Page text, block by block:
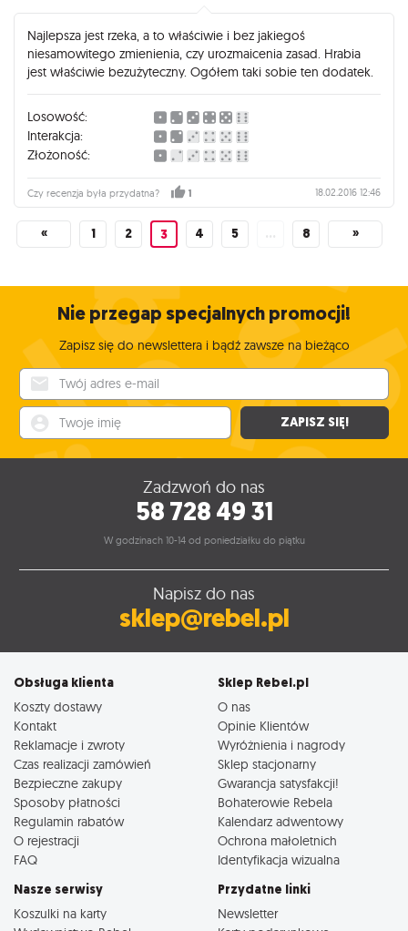
Najlepsza jest rzeka, a to właściwie i bez jakiegoś
niesamowitego zmienienia, czy urozmaicenia zasad. Hrabia
jest właściwie bezużyteczny. Ogółem taki sobie ten dodatek.
Losowość:
Interakcja:
Złożoność:
Czy recenzja była przydatna? 1 18.02.2016 12:46
« 1 2 3 4 5 … 8 »
Nie przegap specjalnych promocji!
Zapisz się do newslettera i bądź zawsze na bieżąco
ZAPISZ SIĘ!
Zadzwoń do nas
58 728 49 31
W godzinach 10-14 od poniedziałku do piątku
Napisz do nas
sklep@rebel.pl
Obsługa klienta
Koszty dostawy
Kontakt
Reklamacje i zwroty
Czas realizacji zamówień
Bezpieczne zakupy
Sposoby płatności
Regulamin rabatów
O rejestracji
FAQ
Sklep Rebel.pl
O nas
Opinie Klientów
Wyróżnienia i nagrody
Sklep stacjonarny
Gwarancja satysfakcji!
Bohaterowie Rebela
Kalendarz adwentowy
Ochrona małoletnich
Identyfikacja wizualna
Nasze serwisy
Koszulki na karty
Przydatne linki
Newsletter